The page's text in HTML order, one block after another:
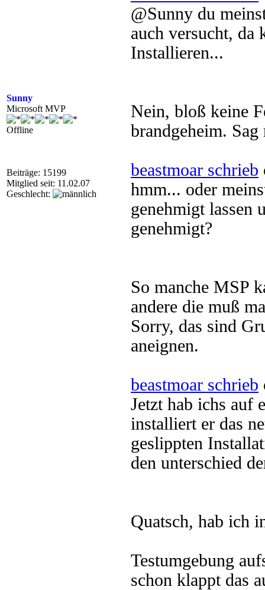
Sunny
Microsoft MVP
Offline
Beiträge: 15199
Mitglied seit: 11.02.07
Geschlecht:
@Sunny du
auch versucht, da
Installieren...
Nein, bloß keine
brandgeheim.
beastmoar schrieb
hmm... oder
genehmigt lassen
genehmigt?
So manche MSP
andere die muß
Sorry, das sind
aneignen.
beastmoar schrieb
Jetzt hab ichs auf
installiert er das
geslippten
den unterschied
Quatsch, hab ich
Testumgebung
schon klappt das